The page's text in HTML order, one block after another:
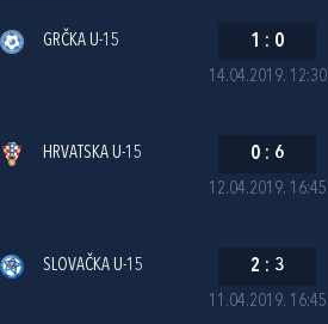
14.04.2019. 12:30
GRČKA U-15 1 : 0
12.04.2019. 16:45
HRVATSKA U-15 0 : 6
11.04.2019. 16:45
SLOVAČKA U-15 2 : 3